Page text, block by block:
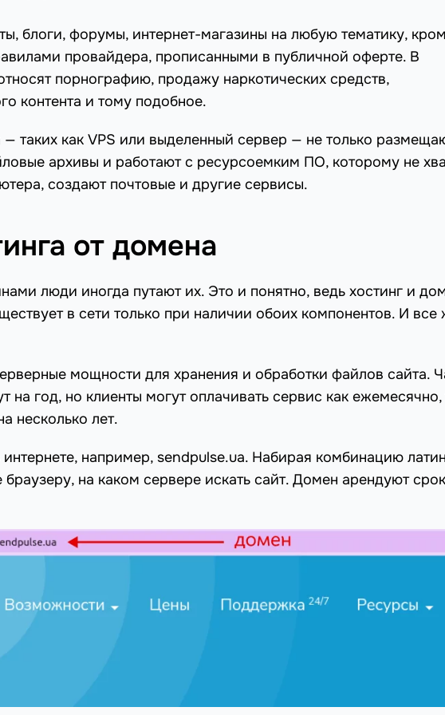
блоги, форумы, интернет-магазины на любую тематику,
провайдера, прописанными в публичной оферте. В
порнографию, продажу наркотических средств,
контента и тому подобное.
— таких как VPS или выделенный сервер — не только
архивы и работают с ресурсоемким ПО, которому не
создают почтовые и другие сервисы.
от домена
люди иногда путают их. Это и понятно, ведь хостинг и
в сети только при наличии обоих компонентов. И все
мощности для хранения и обработки файлов сайта.
на год, но клиенты могут оплачивать сервис как ежемесячно,
несколько лет.
например, sendpulse.ua. Набирая комбинацию
браузеру, на каком сервере искать сайт. Домен арендуют